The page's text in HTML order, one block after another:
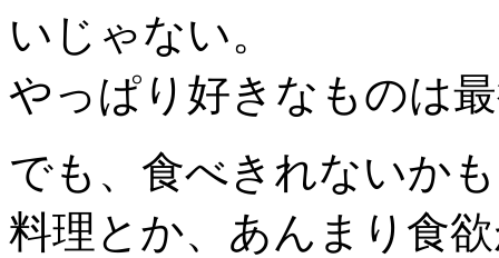
いじゃない。
やっぱり好きなものは
でも、食べきれないか
料理とか、あんまり食